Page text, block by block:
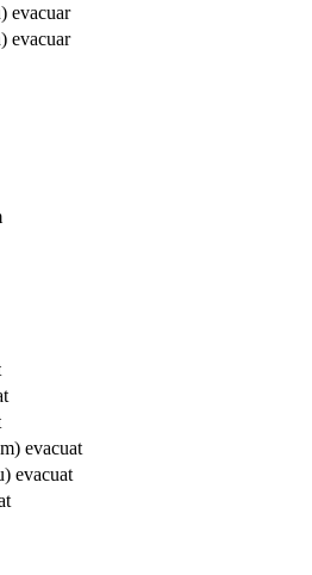
evacuar
evacuar
evacuat
evacuat